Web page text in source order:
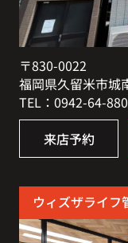
〒830-0022
福岡県久留米市城
TEL：0942-64-
来店予約
ウィズザライフ